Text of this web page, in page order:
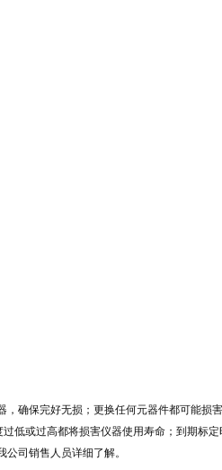
确保完好无损；更换任何元器件都可能损
低或过高都将损害仪器使用寿命；到期标
司销售人员详细了解。